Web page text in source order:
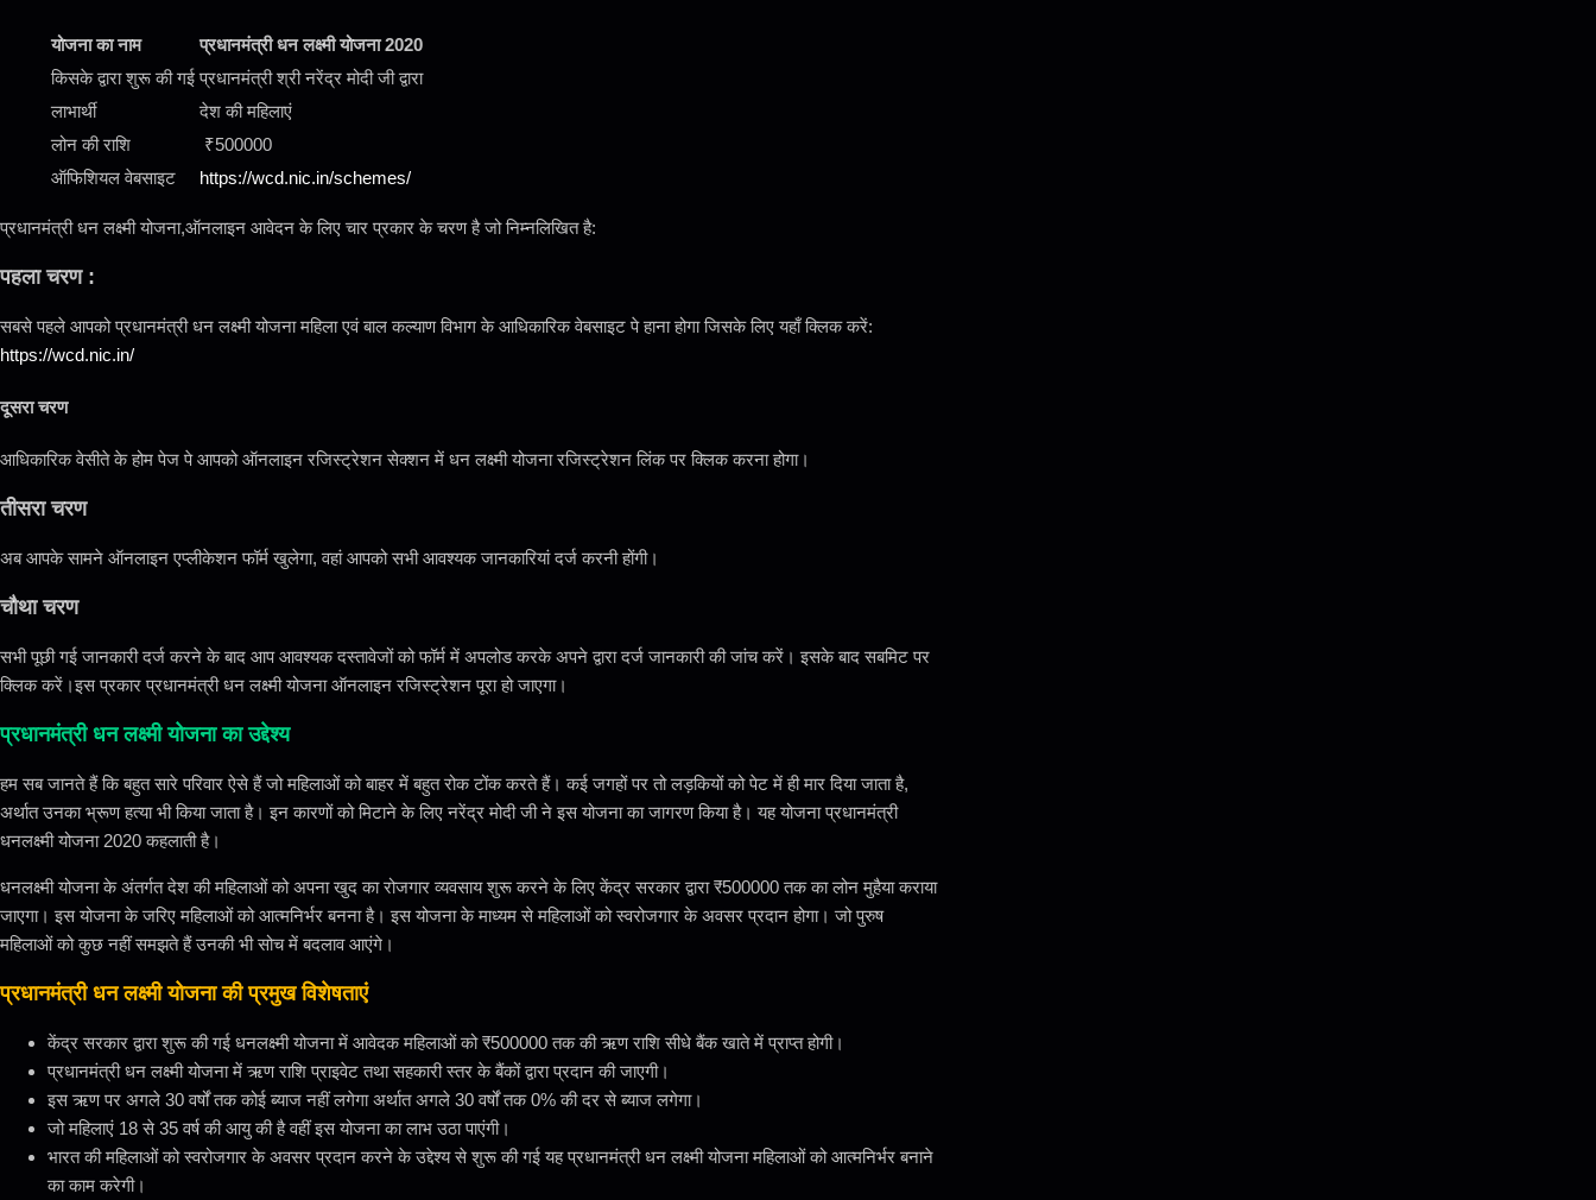
योजना का नाम
प्रधानमंत्री धन लक्ष्मी योजना 2020
किसके द्वारा शुरू की गई प्रधानमंत्री श्री नरेंद्र मोदी जी द्वारा
लाभार्थी
देश की महिलाएं
लोन की राशि
₹500000
ऑफिशियल वेबसाइट
https://wcd.nic.in/schemes/
प्रधानमंत्री धन लक्ष्मी योजना,ऑनलाइन आवेदन के लिए चार प्रकार के चरण है जो निम्नलिखित है:
पहला चरण :
सबसे पहले आपको प्रधानमंत्री धन लक्ष्मी योजना महिला एवं बाल कल्याण विभाग के आधिकारिक वेबसाइट पे हाना होगा जिसके लिए यहाँ क्लिक करें:
https://wcd.nic.in/
दूसरा चरण
आधिकारिक वेसीते के होम पेज पे आपको ऑनलाइन रजिस्ट्रेशन सेक्शन में धन लक्ष्मी योजना रजिस्ट्रेशन लिंक पर क्लिक करना होगा।
तीसरा चरण
अब आपके सामने ऑनलाइन एप्लीकेशन फॉर्म खुलेगा, वहां आपको सभी आवश्यक जानकारियां दर्ज करनी होंगी।
चौथा चरण
सभी पूछी गई जानकारी दर्ज करने के बाद आप आवश्यक दस्तावेजों को फॉर्म में अपलोड करके अपने द्वारा दर्ज जानकारी की जांच करें। इसके बाद सबमिट पर
क्लिक करें।इस प्रकार प्रधानमंत्री धन लक्ष्मी योजना ऑनलाइन रजिस्ट्रेशन पूरा हो जाएगा।
प्रधानमंत्री धन लक्ष्मी योजना का उद्देश्य
हम सब जानते हैं कि बहुत सारे परिवार ऐसे हैं जो महिलाओं को बाहर में बहुत रोक टोंक करते हैं। कई जगहों पर तो लड़कियों को पेट में ही मार दिया जाता है,
अर्थात उनका भ्रूण हत्या भी किया जाता है। इन कारणों को मिटाने के लिए नरेंद्र मोदी जी ने इस योजना का जागरण किया है। यह योजना प्रधानमंत्री
धनलक्ष्मी योजना 2020 कहलाती है।
धनलक्ष्मी योजना के अंतर्गत देश की महिलाओं को अपना खुद का रोजगार व्यवसाय शुरू करने के लिए केंद्र सरकार द्वारा ₹500000 तक का लोन मुहैया कराया
जाएगा। इस योजना के जरिए महिलाओं को आत्मनिर्भर बनना है। इस योजना के माध्यम से महिलाओं को स्वरोजगार के अवसर प्रदान होगा। जो पुरुष
महिलाओं को कुछ नहीं समझते हैं उनकी भी सोच में बदलाव आएंगे।
प्रधानमंत्री धन लक्ष्मी योजना की प्रमुख विशेषताएं
केंद्र सरकार द्वारा शुरू की गई धनलक्ष्मी योजना में आवेदक महिलाओं को ₹500000 तक की ऋण राशि सीधे बैंक खाते में प्राप्त होगी।
प्रधानमंत्री धन लक्ष्मी योजना में ऋण राशि प्राइवेट तथा सहकारी स्तर के बैंकों द्वारा प्रदान की जाएगी।
इस ऋण पर अगले 30 वर्षों तक कोई ब्याज नहीं लगेगा अर्थात अगले 30 वर्षों तक 0% की दर से ब्याज लगेगा।
जो महिलाएं 18 से 35 वर्ष की आयु की है वहीं इस योजना का लाभ उठा पाएंगी।
भारत की महिलाओं को स्वरोजगार के अवसर प्रदान करने के उद्देश्य से शुरू की गई यह प्रधानमंत्री धन लक्ष्मी योजना महिलाओं को आत्मनिर्भर बनाने
का काम करेगी।